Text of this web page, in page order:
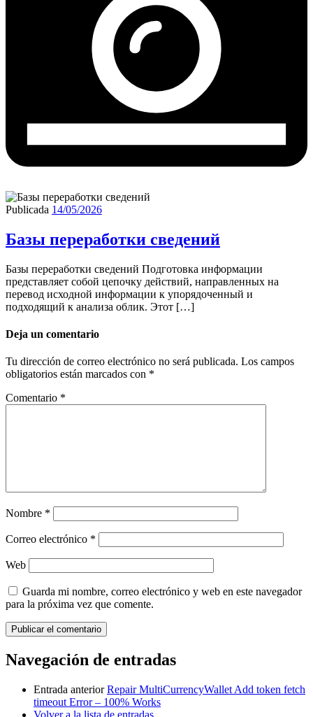
Publicada 14/05/2026
Базы переработки сведений
Базы переработки сведений Подготовка информации
представляет собой цепочку действий, направленных на
перевод исходной информации к упорядоченный и
подходящий к анализа облик. Этот […]
Deja un comentario
Tu dirección de correo electrónico no será publicada. Los campos
obligatorios están marcados con *
Comentario *
Nombre *
Correo electrónico *
Web
Guarda mi nombre, correo electrónico y web en este navegador
para la próxima vez que comente.
Navegación de entradas
Entrada anterior Repair MultiCurrencyWallet Add token fetch
timeout Error – 100% Works